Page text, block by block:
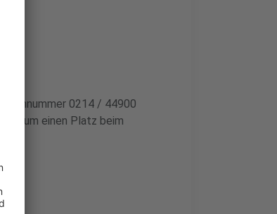
0214 / 44900
um einen Platz beim